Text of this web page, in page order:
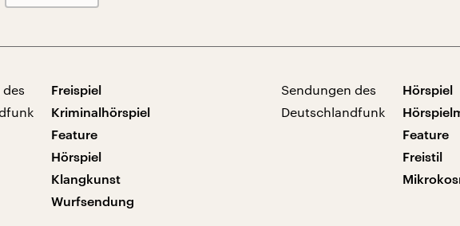
Freispiel
Kriminalhörspiel
Feature
Hörspiel
Klangkunst
Wurfsendung
Sendungen des
Deutschlandfunk
Hörspiel
Feature
Freistil